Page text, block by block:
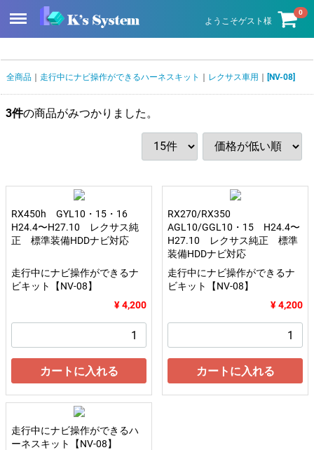
ようこそゲスト様
0
Menu
全商品 走行中にナビ操作ができるハーネスキット レクサス車用 [NV-08]
3件の商品がみつかりました。
RX450h GYL10・15・16
H24.4〜H27.10 レクサス純
正 標準装備HDDナビ対応
走行中にナビ操作ができるナ
ビキット【NV-08】
¥ 4,200
カートに入れる
RX270/RX350
AGL10/GGL10・15 H24.4〜
H27.10 レクサス純正 標準
装備HDDナビ対応
走行中にナビ操作ができるナ
ビキット【NV-08】
¥ 4,200
カートに入れる
走行中にナビ操作ができるハ
ーネスキット【NV-08】